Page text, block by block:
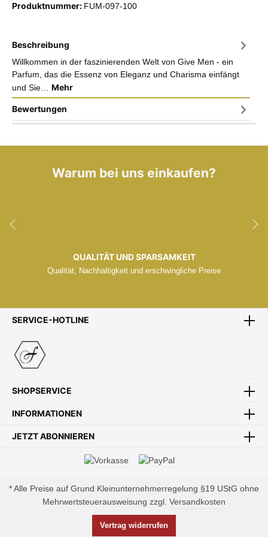
Produktnummer: FUM-097-100
Beschreibung
Willkommen in der faszinierenden Welt von Give Men - ein
Parfum, das die Essenz von Eleganz und Charisma einfängt
und Sie… Mehr
Bewertungen
Warum bei uns einkaufen?
QUALITÄT UND SPARSAMKEIT
Qualität, Nachhaltigkeit und erschwingliche Preise
SCHNELLE LIEFERUNG
ZAHLUNGSSICHERHEIT
SERVICE-HOTLINE
SHOPSERVICE
INFORMATIONEN
JETZT ABONNIEREN
* Alle Preise auf Grund Kleinunternehmerregelung §19 UStG ohne
Mehrwertsteuerausweisung zzgl. Versandkosten
Vertrag widerrufen